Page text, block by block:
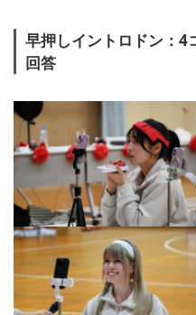
早押しイントロドン：4
回答